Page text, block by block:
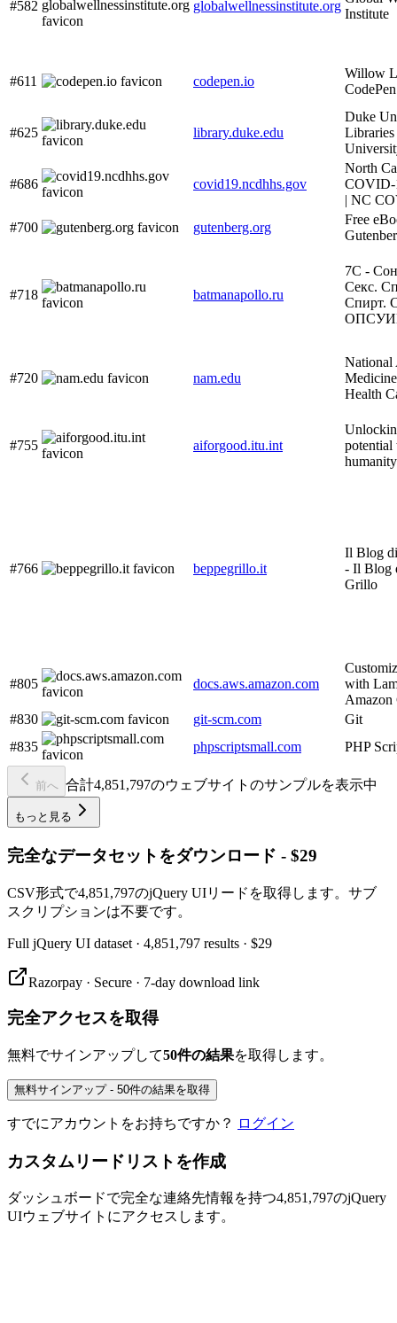
#582 globalwellnessinstitute.org
Institute
#611 codepen.io
Willow
CodePen
#625 library.duke.edu
Duke
#686 covid19.ncdhhs.gov
North
COVID-
| NC
#700
gutenberg.org
Free
#718 batmanapollo.ru
7С -
Секс.
Спирт.
#720 nam.edu
National
Health
#755 aiforgood.itu.int
potential
humanity
#766 beppegrillo.it
Il Blog
- Il Blog
Grillo
#805 docs.aws.amazon.com
with
Amazon
#830
git-scm.com
Git
#835
phpscriptsmall.com PHP
前へ 合計4,851,797のウェブサイトのサンプルを表示中
もっと見る
完全なデータセットをダウンロード - $29
CSV形式で4,851,797のjQuery UIリードを取得します。サブ
スクリプションは不要です。
Full jQuery UI dataset · 4,851,797 results · $29
Razorpay · Secure · 7-day download link
完全アクセスを取得
無料でサインアップして50件の結果を取得します。
無料サインアップ - 50件の結果を取得
すでにアカウントをお持ちですか？ ログイン
カスタムリードリストを作成
ダッシュボードで完全な連絡先情報を持つ4,851,797のjQuery
UIウェブサイトにアクセスします。